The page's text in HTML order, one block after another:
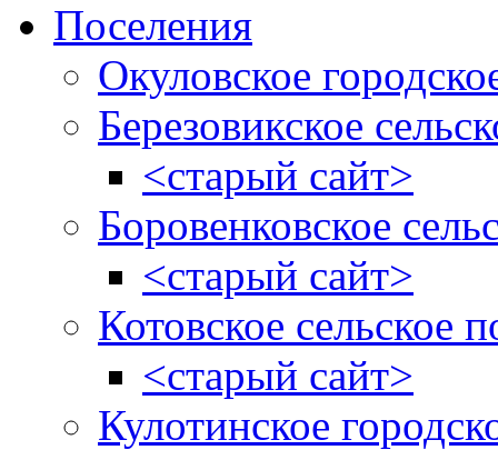
Поселения
Окуловское
Березовикское
<старый сайт>
Боровенковское
<старый сайт>
Котовское сельское
<старый сайт>
Кулотинское